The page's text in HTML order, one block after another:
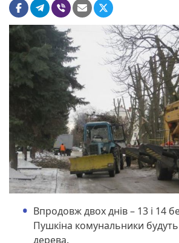
Впродовж двох днів – 13 і 14
Пушкіна комунальники
дерева.